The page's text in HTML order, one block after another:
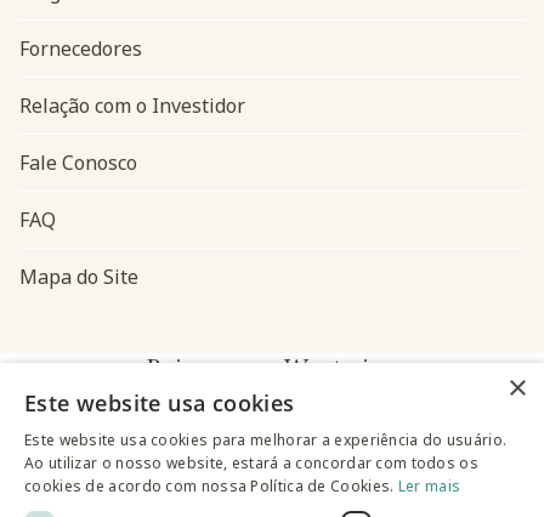
Fornecedores
Relação com o Investidor
Fale Conosco
FAQ
Mapa do Site
Baixe o app Westwing
×
Este website usa cookies
Este website usa cookies para melhorar a experiência do usuário.
Ao utilizar o nosso website, estará a concordar com todos os
cookies de acordo com nossa Política de Cookies. Ler mais